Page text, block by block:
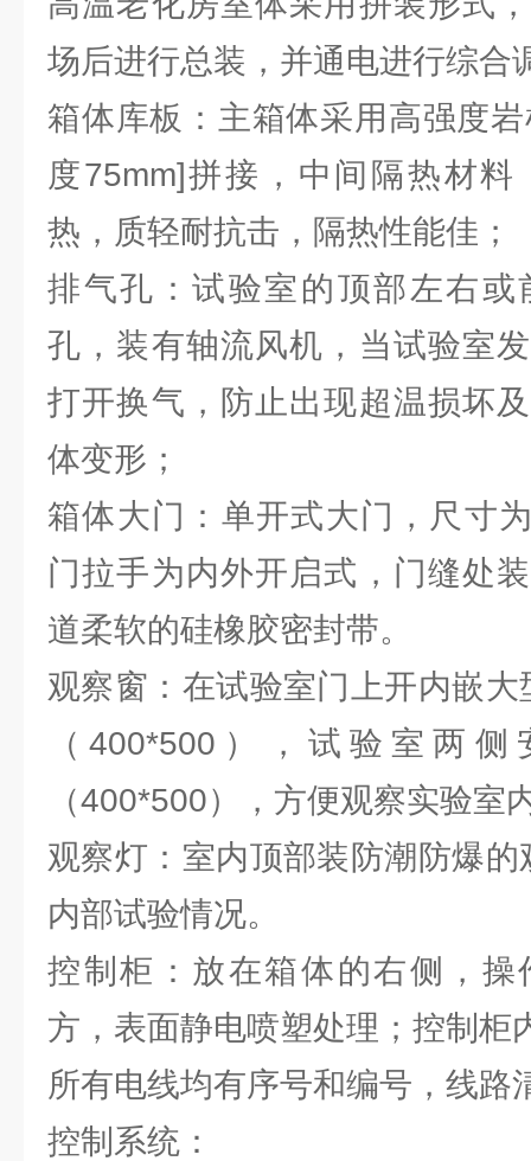
场后进行总装，并通电进行综合
箱体库板：主箱体采用高强度
度75mm]拼接，中间隔热材
热，质轻耐抗击，隔热性能佳；
排气孔：试验室的顶部左右或
孔，装有轴流风机，当试验室
打开换气，防止出现超温损坏
体变形；
箱体大门：单开式大门，尺寸
门拉手为内外开启式，门缝处
道柔软的硅橡胶密封带。
观察窗：在试验室门上开内嵌
（400*500），试验室两
（400*500），方便观察实验室
观察灯：室内顶部装防潮防爆
内部试验情况。
控制柜：放在箱体的右侧，操
方，表面静电喷塑处理；控制柜
所有电线均有序号和编号，线路
控制系统：